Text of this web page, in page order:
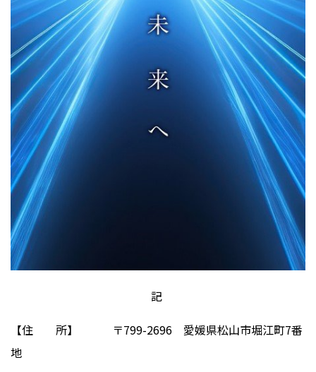
記
【住 所】
〒799-2696 愛媛県松山市堀江町7番
地